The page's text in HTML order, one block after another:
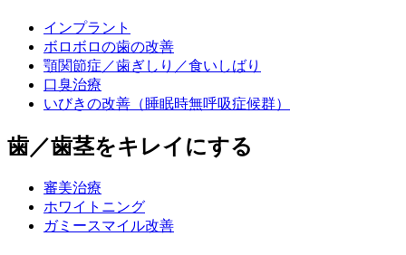
インプラント
ボロボロの歯の改善
顎関節症／歯ぎしり／食いしばり
口臭治療
いびきの改善（睡眠時無呼吸症候群）
歯／歯茎をキレイにする
審美治療
ホワイトニング
ガミースマイル改善